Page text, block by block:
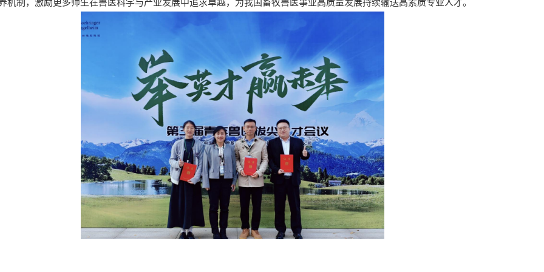
机制，激励更多师生在兽医科学与产业发展中追求卓越，为我国畜牧兽医事业高质量发展持续输送高素质专业人才。